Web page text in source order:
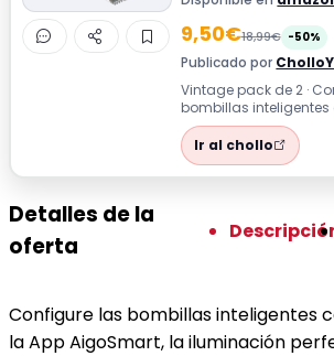
9,50€18,99€ -50%
Publicado por
Vintage pack de 2 · Configure las
bombillas inteligentes
la App AigoSmart, la
perfecta...
Ir al chollo
Detalles de la
oferta
Configure las bombillas inteligentes
la App AigoSmart, la iluminación